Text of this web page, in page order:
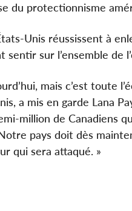
du protectionnisme
Unis réussissent à
sur l’ensemble de
mais c’est toute
a mis en garde Lana
million de Canadiens
pays doit dès
qui sera attaqué. »